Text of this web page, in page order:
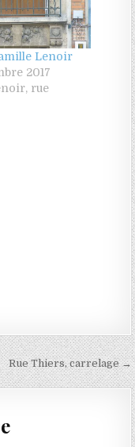
Lenoir
2017
rue
Rue Thiers, carrelage →